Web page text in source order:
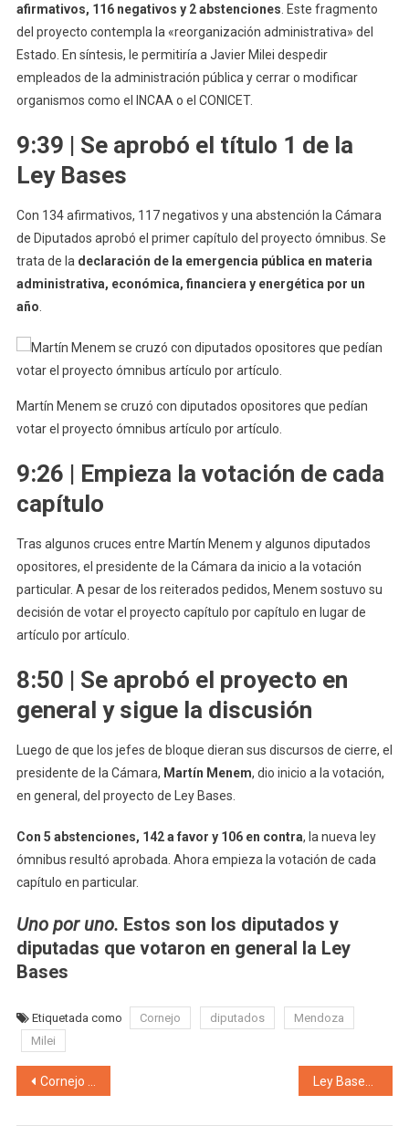
afirmativos, 116 negativos y 2 abstenciones . Este fragmento
del proyecto contempla la «reorganización administrativa» del
Estado. En síntesis, le permitiría a Javier Milei despedir
empleados de la administración pública y cerrar o modificar
organismos como el INCAA o el CONICET.
9:39 | Se aprobó el título 1 de la
Ley Bases
Con 134 afirmativos, 117 negativos y una abstención la Cámara
de Diputados aprobó el primer capítulo del proyecto ómnibus. Se
trata de la declaración de la emergencia pública en materia
administrativa, económica, financiera y energética por un
año
Martín Menem se cruzó con diputados opositores que pedían
votar el proyecto ómnibus artículo por artículo.
9:26 | Empieza la votación de cada
capítulo
Tras algunos cruces entre Martín Menem y algunos diputados
opositores, el presidente de la Cámara da inicio a la votación
particular. A pesar de los reiterados pedidos, Menem sostuvo su
decisión de votar el proyecto capítulo por capítulo en lugar de
artículo por artículo.
8:50 | Se aprobó el proyecto en
general y sigue la discusión
Luego de que los jefes de bloque dieran sus discursos de cierre, el
presidente de la Cámara, Martín Menem, dio inicio a la votación,
en general, del proyecto de Ley Bases.
Con 5 abstenciones, 142 a favor y 106 en contra, la nueva ley
ómnibus resultó aprobada. Ahora empieza la votación de cada
capítulo en particular.
Uno por uno. Estos son los diputados y
diputadas que votaron en general la Ley
Bases
Etiquetada como Cornejo diputados
Mendoza
Milei
Navegación de entradas
Cornejo pidió que los $70 millones que la ministra Latorre cobraba a modo de «sus honorarios» en el directorio de YPF, ahora vayan a las arcas provinciales para «el fortalecimiento de fiscalización ambiental»